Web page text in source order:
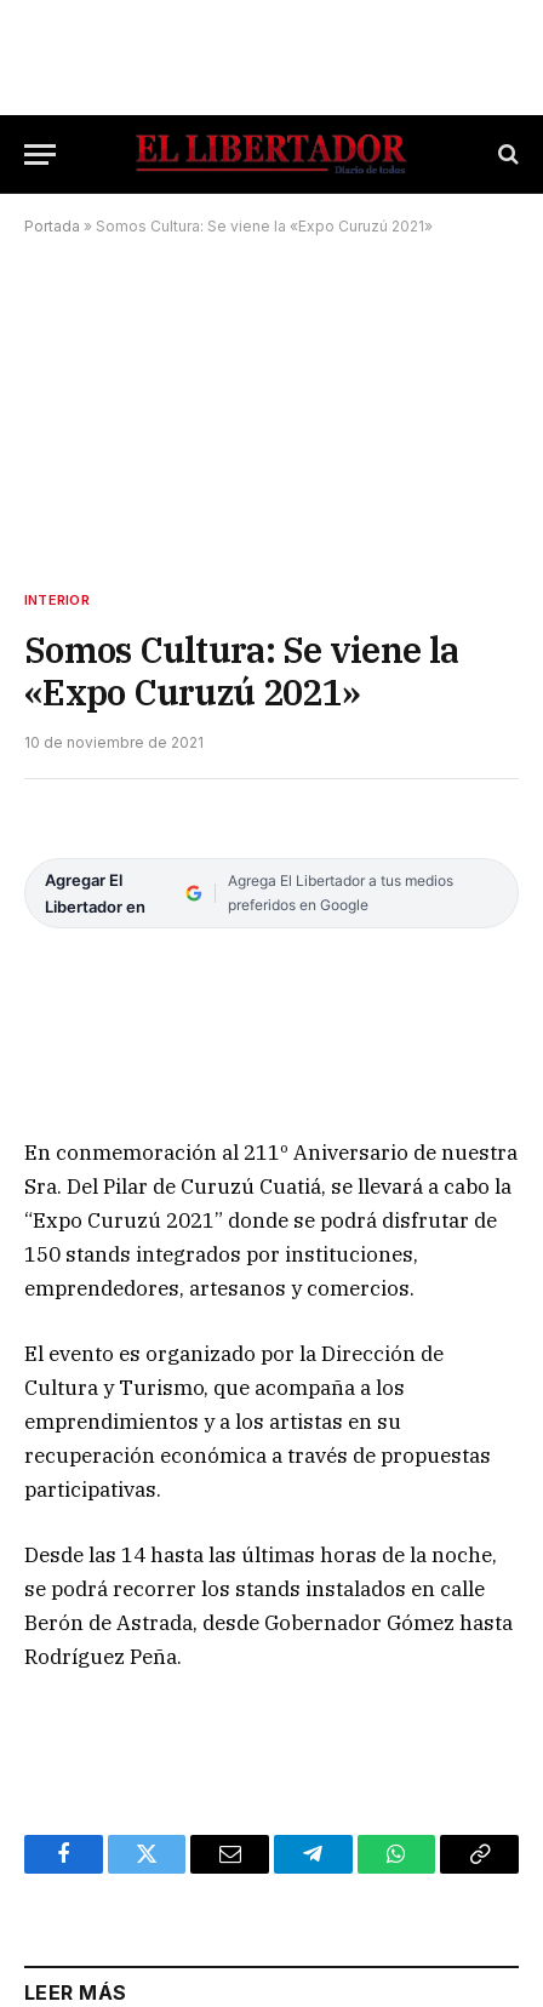
Portada » Somos Cultura: Se viene la «Expo Curuzú 2021»
INTERIOR
Somos Cultura: Se viene la
«Expo Curuzú 2021»
10 de noviembre de 2021
Agregar El
Libertador en
Agrega El Libertador a tus medios
preferidos en Google
En conmemoración al 211º Aniversario de nuestra
Sra. Del Pilar de Curuzú Cuatiá, se llevará a cabo la
“Expo Curuzú 2021” donde se podrá disfrutar de
150 stands integrados por instituciones,
emprendedores, artesanos y comercios.
El evento es organizado por la Dirección de
Cultura y Turismo, que acompaña a los
emprendimientos y a los artistas en su
recuperación económica a través de propuestas
participativas.
Desde las 14 hasta las últimas horas de la noche,
se podrá recorrer los stands instalados en calle
Berón de Astrada, desde Gobernador Gómez hasta
Rodríguez Peña.
FacebookTwitter Email TelegramWhatsAppCopy
LEER MÁS